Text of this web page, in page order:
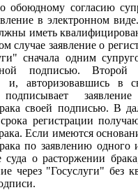
обоюдному согласию
в электронном
иметь
случае заявление о
сначала одним
подписью. Второй
и, авторизовавшись в
подписывает
своей подписью. В
регистрации
Если имеются
по заявлению одного
суда о расторжении
через "Госуслуги" без